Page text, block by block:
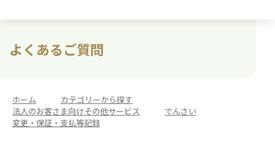
よくあるご質問
ホーム カテゴリーから探す
法人のお客さま向けその他サービス
でんさい
変更・保証・支払等記録